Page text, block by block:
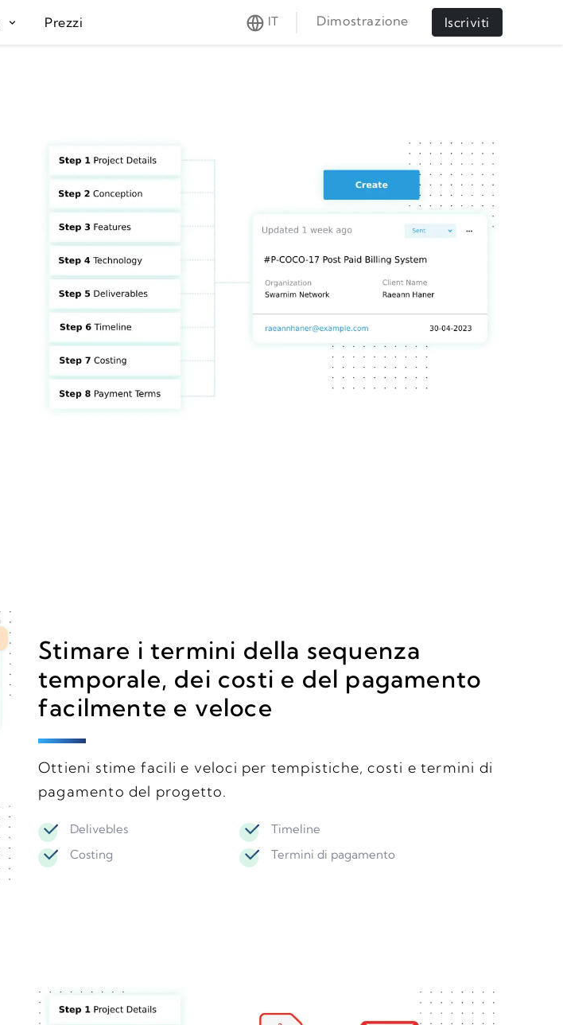
Prezzi IT Dimostrazione Iscriviti
Stimare i termini della sequenza
temporale, dei costi e del pagamento
facilmente e veloce
Ottieni stime facili e veloci per tempistiche, costi e termini di
pagamento del progetto.
Delivebles
Timeline
Costing
Termini di pagamento